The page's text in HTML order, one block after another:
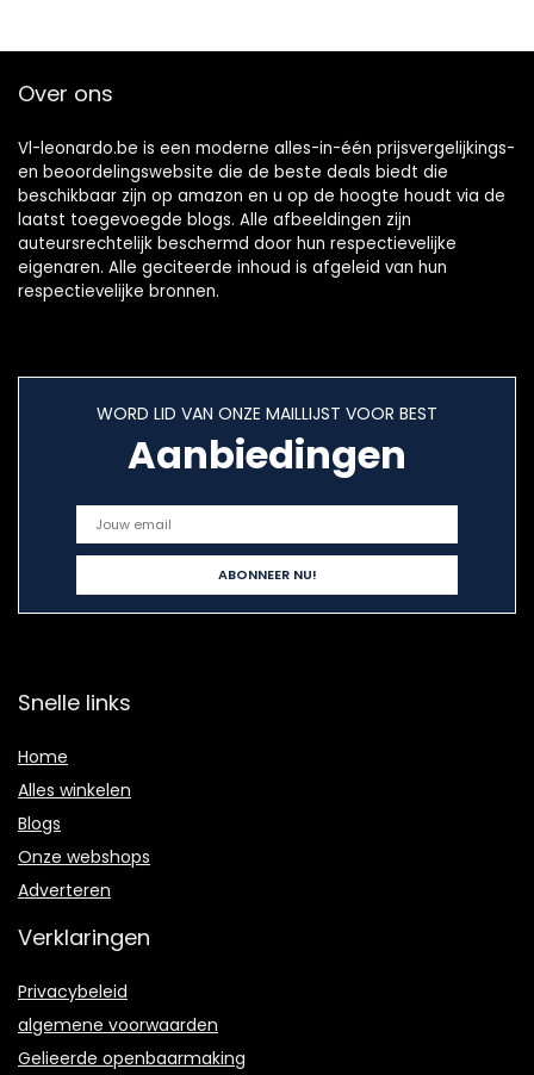
Over ons
Vl-leonardo.be is een moderne alles-in-één prijsvergelijkings-
en beoordelingswebsite die de beste deals biedt die
beschikbaar zijn op amazon en u op de hoogte houdt via de
laatst toegevoegde blogs. Alle afbeeldingen zijn
auteursrechtelijk beschermd door hun respectievelijke
eigenaren. Alle geciteerde inhoud is afgeleid van hun
respectievelijke bronnen.
WORD LID VAN ONZE MAILLIJST VOOR BEST
Aanbiedingen
Snelle links
Home
Alles winkelen
Blogs
Onze webshops
Adverteren
Verklaringen
Privacybeleid
algemene voorwaarden
Gelieerde openbaarmaking